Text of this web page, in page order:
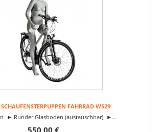
FAHRRAD WS29
► Runder Glasboden (austauschbar) ►...